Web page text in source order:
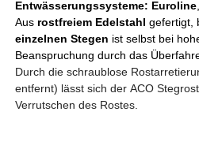
Entwässerungssysteme: Euroline
Aus rostfreiem Edelstahl gefertigt,
einzelnen Stegen ist selbst bei
Beanspruchung durch das
Durch die schraublose
entfernt) lässt sich der ACO
Verrutschen des Rostes.